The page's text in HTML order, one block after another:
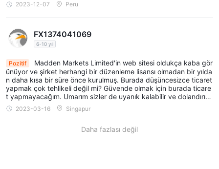
2023-12-07 Peru
FX1374041069
6-10 yıl
Pozitif
Madden Markets Limited'in web sitesi oldukça kaba gör
ünüyor ve şirket herhangi bir düzenleme lisansı olmadan bir yılda
n daha kısa bir süre önce kurulmuş. Burada düşüncesizce ticaret
yapmak çok tehlikeli değil mi? Güvende olmak için burada ticare
t yapmayacağım. Umarım sizler de uyanık kalabilir ve dolandırıcıl
arın başarılı olmasına izin vermeyebilirsiniz.
2023-03-16 Singapur
Daha fazlası değil